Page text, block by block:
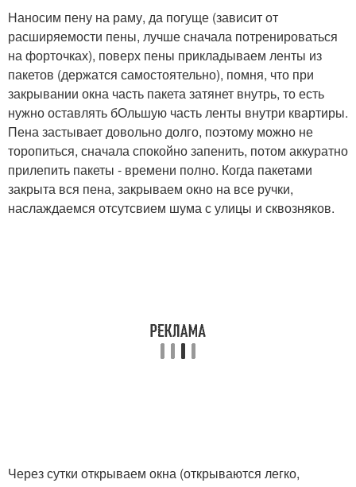
Наносим пену на раму, да погуще (зависит от
расширяемости пены, лучше сначала потренироваться
на форточках), поверх пены прикладываем ленты из
пакетов (держатся самостоятельно), помня, что при
закрывании окна часть пакета затянет внутрь, то есть
нужно оставлять бОльшую часть ленты внутри квартиры.
Пена застывает довольно долго, поэтому можно не
торопиться, сначала спокойно запенить, потом аккуратно
прилепить пакеты - времени полно. Когда пакетами
закрыта вся пена, закрываем окно на все ручки,
наслаждаемся отсутсвием шума с улицы и сквозняков.
Через сутки открываем окна (открываются легко,